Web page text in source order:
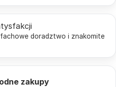
fachowe doradztwo i znakomite
zakupy